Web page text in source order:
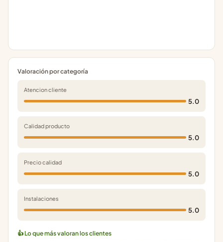
Valoración por categoría
Atencion cliente
5.0
Calidad producto
5.0
Precio calidad
5.0
Instalaciones
5.0
👍 Lo que más valoran los clientes